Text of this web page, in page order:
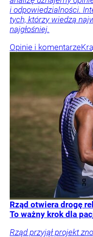
i odpowiedzialności.
tych, którzy wiedzą
najgłośniej.
Opinie i komentarze
Rząd otwiera drogę
To ważny krok dla
Rząd przyjął projekt